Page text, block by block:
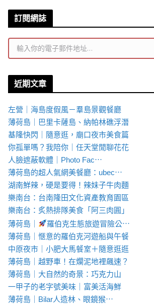
訂閱網誌
輸入你的電子郵件地址…
近期文章
左營｜海島度假風－羣島景觀餐廳
薄荷島｜巴里卡薩島、納帕林礁浮潛
基隆快閃｜隨意逛，廟口夜市美食篇
你孤單嗎？我陪你｜任天堂閒聊花花
人臉遮蔽軟體｜Photo Fac⋯
薄荷島的超人氣網美餐廳：ubec⋯
湖南鮮辣，硬是要得！辣妹子牛肉麵
樂南台：台南隆田文化資產教育園區
樂南台：炙熱排隊美食「阿三肉圓」
薄荷島｜ 羅伯克生態旅遊冒險公⋯
薄荷島｜愜意的羅伯克河遊船與午餐
中原夜市｜小肥大馬餐室＋隨意逛逛
薄荷島｜越野車！在爛泥地裡飆速？
薄荷島｜大自然的奇景：巧克力山
一甲子的老字號美味｜富美活海鮮
薄荷島｜Bilar人造林、眼鏡猴⋯